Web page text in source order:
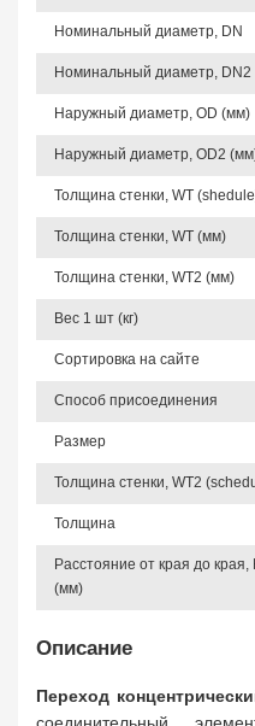
Номинальный диаметр, DN
Номинальный диаметр, DN2
Наружный диаметр, OD (мм)
Наружный диаметр, OD2
Толщина стенки, WT
Толщина стенки, WT (мм)
Толщина стенки, WT2 (мм)
Вес 1 шт (кг)
Сортировка на сайте
Способ присоединения
Размер
Толщина стенки, WT2
Толщина
Расстояние от края до края,
(мм)
Описание
Переход